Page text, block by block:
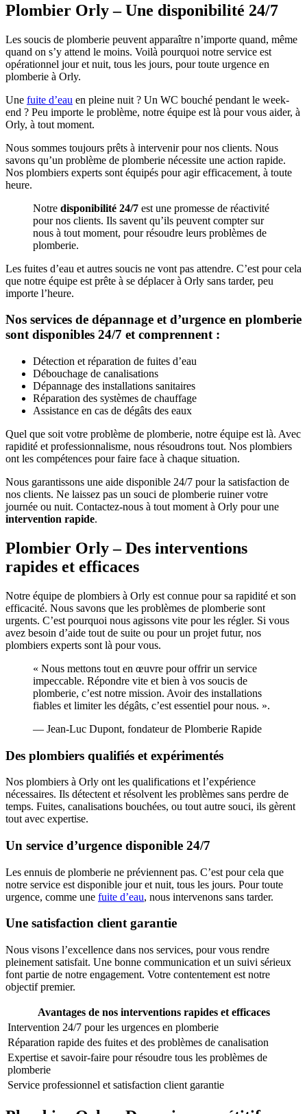
Plombier Orly – Une disponibilité 24/7
Les soucis de plomberie peuvent apparaître n’importe quand, même
quand on s’y attend le moins. Voilà pourquoi notre service est
opérationnel jour et nuit, tous les jours, pour toute urgence en
plomberie à Orly.
Une fuite d’eau en pleine nuit ? Un WC bouché pendant le week-
end ? Peu importe le problème, notre équipe est là pour vous aider, à
Orly, à tout moment.
Nous sommes toujours prêts à intervenir pour nos clients. Nous
savons qu’un problème de plomberie nécessite une action rapide.
Nos plombiers experts sont équipés pour agir efficacement, à toute
heure.
Notre disponibilité 24/7 est une promesse de réactivité
pour nos clients. Ils savent qu’ils peuvent compter sur
nous à tout moment, pour résoudre leurs problèmes de
plomberie.
Les fuites d’eau et autres soucis ne vont pas attendre. C’est pour cela
que notre équipe est prête à se déplacer à Orly sans tarder, peu
importe l’heure.
Nos services de dépannage et d’urgence en plomberie
sont disponibles 24/7 et comprennent :
Détection et réparation de fuites d’eau
Débouchage de canalisations
Dépannage des installations sanitaires
Réparation des systèmes de chauffage
Assistance en cas de dégâts des eaux
Quel que soit votre problème de plomberie, notre équipe est là. Avec
rapidité et professionnalisme, nous résoudrons tout. Nos plombiers
ont les compétences pour faire face à chaque situation.
Nous garantissons une aide disponible 24/7 pour la satisfaction de
nos clients. Ne laissez pas un souci de plomberie ruiner votre
journée ou nuit. Contactez-nous à tout moment à Orly pour une
intervention rapide.
Plombier Orly – Des interventions
rapides et efficaces
Notre équipe de plombiers à Orly est connue pour sa rapidité et son
efficacité. Nous savons que les problèmes de plomberie sont
urgents. C’est pourquoi nous agissons vite pour les régler. Si vous
avez besoin d’aide tout de suite ou pour un projet futur, nos
plombiers experts sont là pour vous.
« Nous mettons tout en œuvre pour offrir un service
impeccable. Répondre vite et bien à vos soucis de
plomberie, c’est notre mission. Avoir des installations
fiables et limiter les dégâts, c’est essentiel pour nous. ».
— Jean-Luc Dupont, fondateur de Plomberie Rapide
Des plombiers qualifiés et expérimentés
Nos plombiers à Orly ont les qualifications et l’expérience
nécessaires. Ils détectent et résolvent les problèmes sans perdre de
temps. Fuites, canalisations bouchées, ou tout autre souci, ils gèrent
tout avec expertise.
Un service d’urgence disponible 24/7
Les ennuis de plomberie ne préviennent pas. C’est pour cela que
notre service est disponible jour et nuit, tous les jours. Pour toute
urgence, comme une fuite d’eau, nous intervenons sans tarder.
Une satisfaction client garantie
Nous visons l’excellence dans nos services, pour vous rendre
pleinement satisfait. Une bonne communication et un suivi sérieux
font partie de notre engagement. Votre contentement est notre
objectif premier.
Avantages de nos interventions rapides et efficaces
Intervention 24/7 pour les urgences en plomberie
Réparation rapide des fuites et des problèmes de canalisation
Expertise et savoir-faire pour résoudre tous les problèmes de
plomberie
Service professionnel et satisfaction client garantie